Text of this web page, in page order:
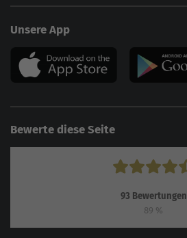
Unsere App
Bewerte diese Seite
93 Bewertungen
89 %